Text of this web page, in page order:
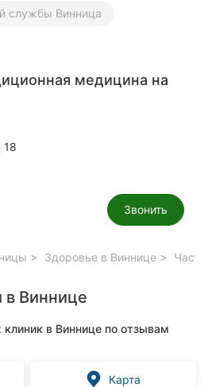
службы Винница
медицина на
18
Звонить
Здоровье в Виннице
в Виннице
в Виннице по отзывам
Карта